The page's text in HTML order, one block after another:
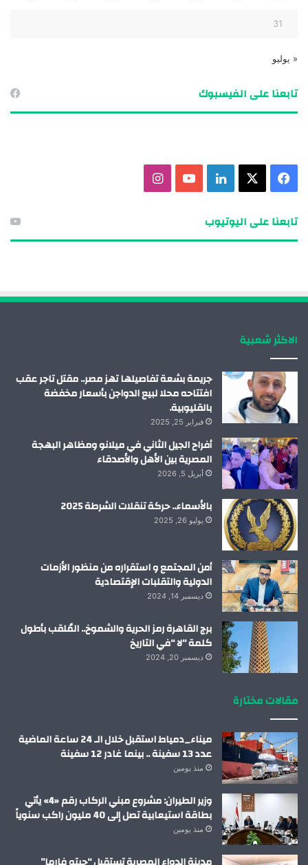
31
« يوليو
تابعنا على الفيسبوك
تابعنا على اليوتيوب
الاكثر شعبية
جريمة بشعة تفاصيلها تهز مصر.. مقتل تاجر عقب
افتتاحه محلا لبيع الدواجن بأسعار مخفضة
بالقليوبية.
فبراير 25, 2025
أفراح الجيل الثاني في ميلانو ومظاهر البهجة
المصرية بين الأهل والأصدقاء
أبريل 5, 2026
بالأسماء.. حركة تنقلات الشرطة 2025
يوليو 26, 2025
أمن المجتمع و استقراره من منظور الأزمات
الدولية والتقلبات الإقتصادية
ديسمبر 14, 2024
برج القاهرة رمز الحرية والشموخ.. المُلقب بأطول
كلمة “لا “في التاريخ
ديسمبر 20, 2024
مقالات مختارة
ميناء_دمياط استقبل خلال الـ 24 ساعة الماضية
عدد 13 سفينة .. بينما غادر 12 سفينة
منذ يومين
وزير الطيران: مشروع مبني الركاب رقم «4» يأتي
بطاقة استيعابية تصل إلى 40 مليون راكب سنوياً
منذ يومين